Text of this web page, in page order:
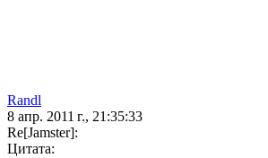
Randl
8 апр. 2011 г., 21:35:33
Re[Jamster]:
Цитата: